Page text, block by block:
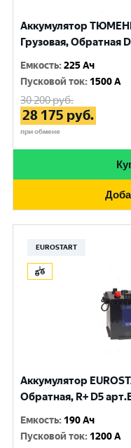
Аккумулятор ТЮМЕНЬ
Грузовая, Обратная
Емкость:225 Ач
Пусковой ток: 1500 A
30 200руб.
28 175 руб.
при обмене
EUROSTART
Аккумулятор
Обратная, R+ D5
Емкость: 190 Ач
Пусковой ток: 1200 A